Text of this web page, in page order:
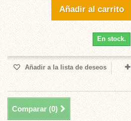
Añadir al carrito
En stock.
Añadir a la lista de deseos
Comparar (0)